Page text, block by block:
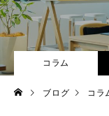
コラム
ブログ コラ